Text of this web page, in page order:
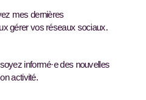
mes dernières
gérer vos réseaux sociaux.
soyez informé·e des nouvelles
activité.